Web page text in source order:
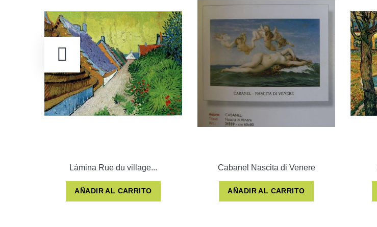
Lámina Rue du village...
AÑADIR AL CARRITO
Cabanel Nascita di Venere
AÑADIR AL CARRITO